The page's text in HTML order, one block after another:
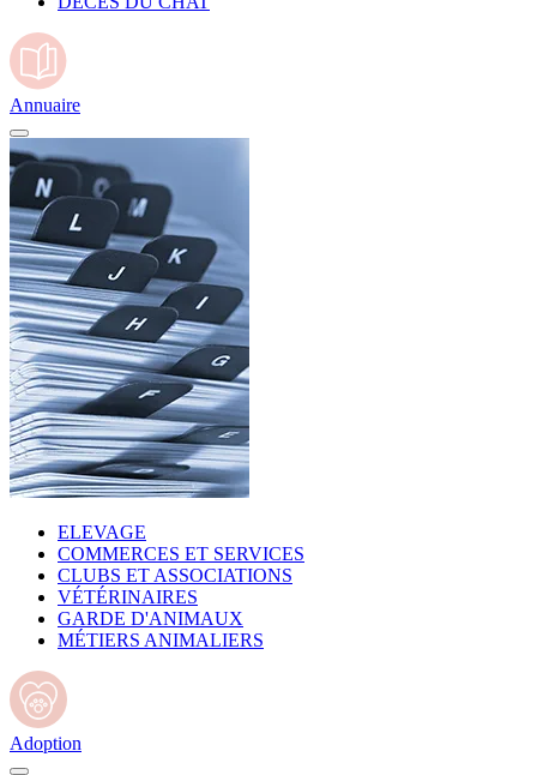
Annuaire
ELEVAGE
COMMERCES ET SERVICES
CLUBS ET ASSOCIATIONS
VÉTÉRINAIRES
GARDE D'ANIMAUX
MÉTIERS ANIMALIERS
Adoption